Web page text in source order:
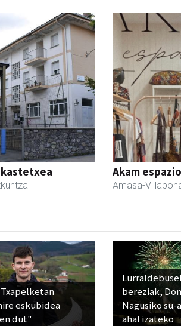
Akam
Amasa-
eskubidea
dut"
bereziak,
Nagusiko
ahal izateko